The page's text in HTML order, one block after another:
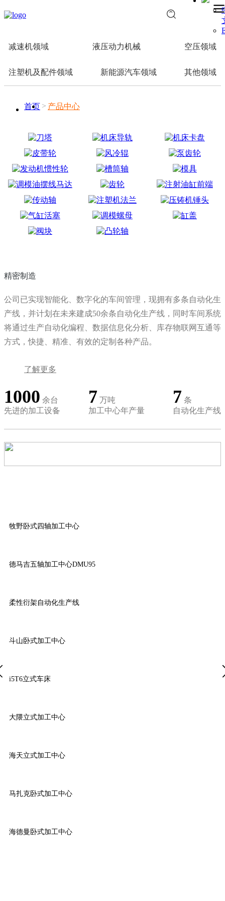
减速机领域
液压动力机械 空压领域
注塑机及配件领域 新能源汽车领域 其他领域
首页 产品中心
精密制造
公司已实现智能化、数字化的车间管理，现拥有多条自动化生
产线，并计划在未来建成50余条自动化生产线，同时车间系统
将通过生产自动化编程、数据信息化分析、库存物联网互通等
方式，快捷、精准、有效的定制各种产品。
了解更多
1000 余台
先进的加工设备
7 万吨
加工中心年产量
7 条
自动化生产线
牧野卧式四轴加工中心
德马吉五轴加工中心DMU95
柔性衍架自动化生产线
斗山卧式加工中心
i5T6立式车床
大隈立式加工中心
海天立式加工中心
马扎克卧式加工中心
海德曼卧式加工中心